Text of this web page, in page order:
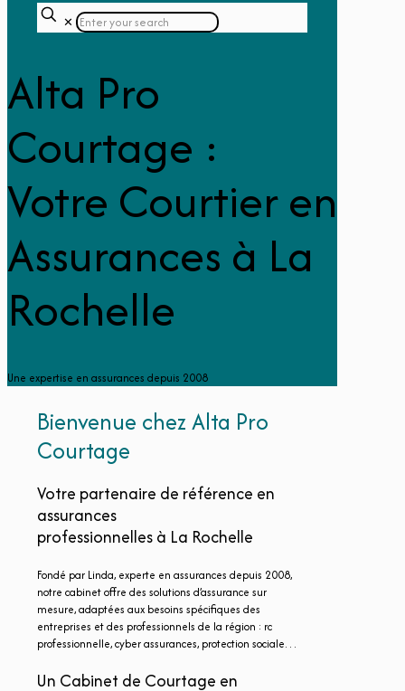
✕
Alta Pro
Courtage :
Votre Courtier en
Assurances à La
Rochelle
Une expertise en assurances depuis 2008
Bienvenue chez Alta Pro
Courtage
Votre partenaire de référence en
assurances
professionnelles à La Rochelle
Fondé par Linda, experte en assurances depuis 2008,
notre cabinet offre des solutions d’assurance sur
mesure, adaptées aux besoins spécifiques des
entreprises et des professionnels de la région : rc
professionnelle, cyber assurances, protection sociale…
Un Cabinet de Courtage en